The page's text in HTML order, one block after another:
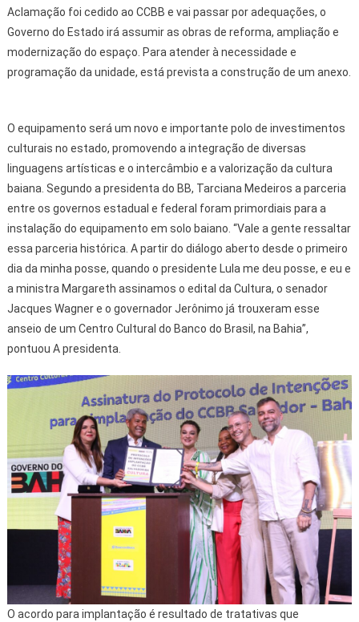
Aclamação foi cedido ao CCBB e vai passar por adequações, o
Governo do Estado irá assumir as obras de reforma, ampliação e
modernização do espaço. Para atender à necessidade e
programação da unidade, está prevista a construção de um anexo.
O equipamento será um novo e importante polo de investimentos
culturais no estado, promovendo a integração de diversas
linguagens artísticas e o intercâmbio e a valorização da cultura
baiana. Segundo a presidenta do BB, Tarciana Medeiros a parceria
entre os governos estadual e federal foram primordiais para a
instalação do equipamento em solo baiano. “Vale a gente ressaltar
essa parceria histórica. A partir do diálogo aberto desde o primeiro
dia da minha posse, quando o presidente Lula me deu posse, e eu e
a ministra Margareth assinamos o edital da Cultura, o senador
Jacques Wagner e o governador Jerônimo já trouxeram esse
anseio de um Centro Cultural do Banco do Brasil, na Bahia”,
pontuou A presidenta.
O acordo para implantação é resultado de tratativas que